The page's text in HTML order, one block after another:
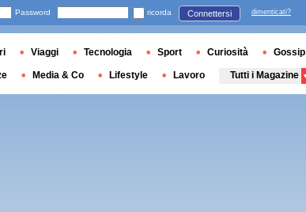
Password ricorda Connettersi dimenticati?
Viaggi Tecnologia Sport Curiosità Gossip
Media & Co Lifestyle Lavoro Tutti i Magazine